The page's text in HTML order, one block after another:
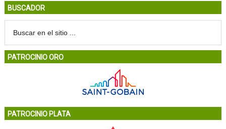
BUSCADOR
PATROCINIO ORO
PATROCINIO PLATA